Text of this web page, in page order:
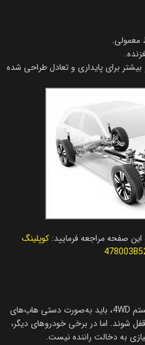
معمولی.
برای پایداری و تعادل طراحی شده
این صفحه مراجعه فرمایید: کوپلینگ
در برخی خودروها برای فعال کردن سیستم 4WD، باید به‌صورت دستی هاب‌های
شوند. اما در برخی خودروهای دیگر،
به دخالت راننده نیست.